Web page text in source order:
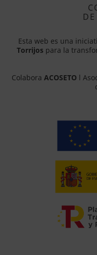
Esta web es una
Torrijos para la
Colabora ACOSETO l